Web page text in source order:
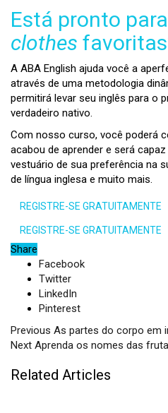
Está pronto
clothes
A ABA English ajuda você a
através de uma metodologia
permitirá levar seu inglês para o
verdadeiro nativo.
Com nosso curso, você poderá
acabou de aprender e será
vestuário de sua preferência na
de língua inglesa e muito mais.
REGISTRE-SE GRATUITAMENTE
REGISTRE-SE GRATUITAMENTE
Share
Facebook
Twitter
LinkedIn
Pinterest
Previous As partes do corpo em
Next Aprenda os nomes das
Related Articles